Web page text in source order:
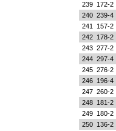
239 172-2
240 239-4
241
157-2
242 178-2
243 277-2
244 297-4
245 276-2
246 196-4
247 260-2
248 181-2
249 180-2
250 136-2